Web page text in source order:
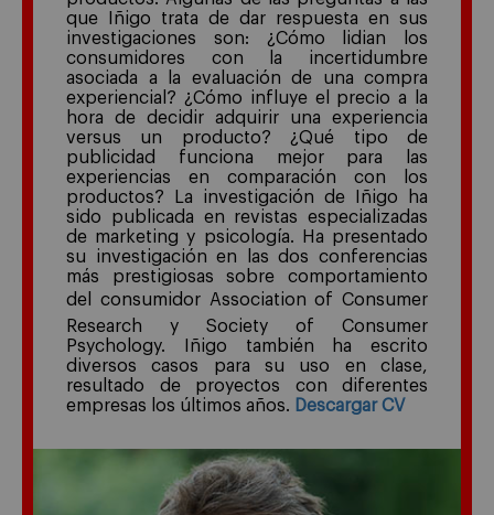
que Iñigo trata de dar respuesta en sus
investigaciones son: ¿Cómo lidian los
consumidores con la incertidumbre
asociada a la evaluación de una compra
experiencial? ¿Cómo influye el precio a la
hora de decidir adquirir una experiencia
versus un producto? ¿Qué tipo de
publicidad funciona mejor para las
experiencias en comparación con los
productos? La investigación de Iñigo ha
sido publicada en revistas especializadas
de marketing y psicología. Ha presentado
su investigación en las dos conferencias
más prestigiosas sobre comportamiento
del consumidor Association of Consumer
Research y Society of Consumer
Psychology. Iñigo también ha escrito
diversos casos para su uso en clase,
resultado de proyectos con diferentes
empresas los últimos años. Descargar CV